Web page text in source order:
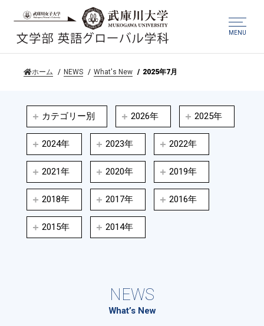
MENU
ホーム NEWS What's New 2025年7月
カテゴリー別 2026年 2025年
2024年 2023年 2022年
2021年 2020年 2019年
2018年 2017年 2016年
2015年 2014年
NEWS
What’s New